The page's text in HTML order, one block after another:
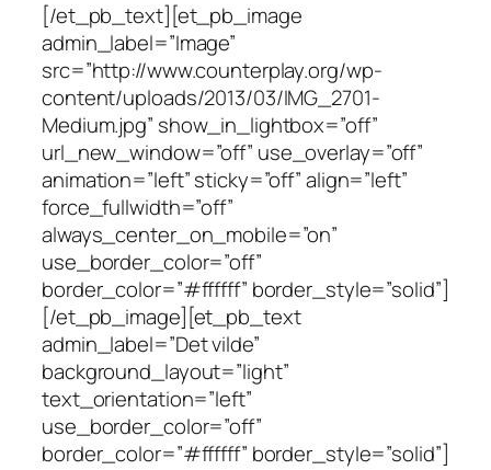
[/et_pb_text][et_pb_image
admin_label=”Image”
src=”http://www.counterplay.org/wp-
content/uploads/2013/03/IMG_2701-
Medium.jpg” show_in_lightbox=”off”
url_new_window=”off” use_overlay=”off”
animation=”left” sticky=”off” align=”left”
force_fullwidth=”off”
always_center_on_mobile=”on”
use_border_color=”off”
border_color=”#ffffff” border_style=”solid”]
[/et_pb_image][et_pb_text
admin_label=”Det vilde”
background_layout=”light”
text_orientation=”left”
use_border_color=”off”
border_color=”#ffffff” border_style=”solid”]